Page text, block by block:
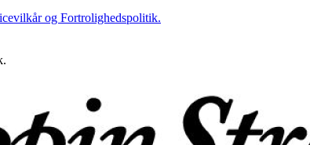
og Fortrolighedspolitik.